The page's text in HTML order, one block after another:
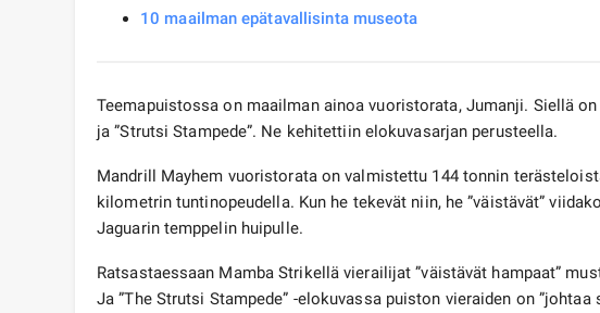
10 maailman epätavallisinta museota
Teemapuistossa on maailman ainoa vuoristorata, Jumanji. Siellä
ja ”Strutsi Stampede”. Ne kehitettiin elokuvasarjan perusteella.
Mandrill Mayhem vuoristorata on valmistettu 144 tonnin
kilometrin tuntinopeudella. Kun he tekevät niin, he ”väistävät”
Jaguarin temppelin huipulle.
Ratsastaessaan Mamba Strikellä vierailijat ”väistävät hampaat”
Ja ”The Strutsi Stampede” -elokuvassa puiston vieraiden on